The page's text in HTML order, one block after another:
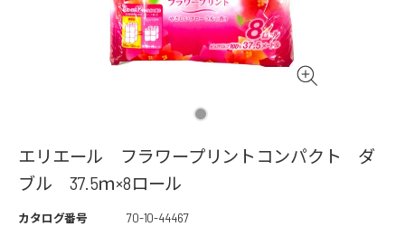
エリエール フラワープリントコンパクト ダ
ブル 37.5ｍ×8ロール
カタログ番号
70-10-44467